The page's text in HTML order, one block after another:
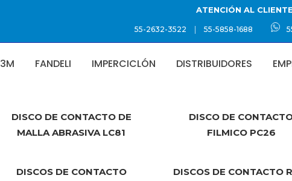
ATENCIÓN AL
55-2632-3522 | 55-5858-1688
3M FANDELI IMPERCICLÓN DISTRIBUIDORES
Discos
DISCO DE CONTACTO DE
MALLA ABRASIVA LC81
DISCO DE
FILMICO PC26
DISCOS DE CONTACTO
DISCOS DE CONTACTO